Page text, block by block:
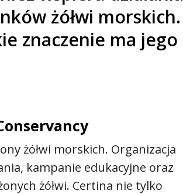
żółwi morskich.
znaczenie ma jego
żółwi morskich. Organizacja
kampanie edukacyjne oraz
żółwi. Certina nie tylko